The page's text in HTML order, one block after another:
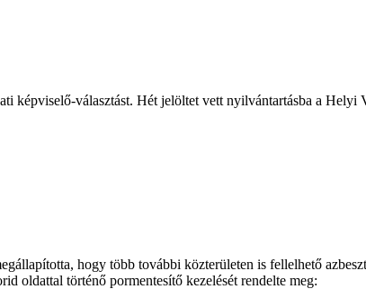
képviselő-választást. Hét jelöltet vett nyilvántartásba a Helyi
hogy több további közterületen is fellelhető
oldattal történő pormentesítő kezelését rendelte meg: